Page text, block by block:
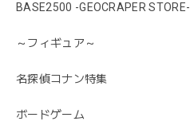
BASE2500 -GEOCRAPER STORE-
～フィギュア～
名探偵コナン特集
ボードゲーム